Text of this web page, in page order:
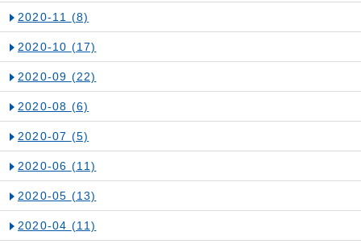
2020-11 (8)
2020-10 (17)
2020-09 (22)
2020-08 (6)
2020-07 (5)
2020-06 (11)
2020-05 (13)
2020-04 (11)